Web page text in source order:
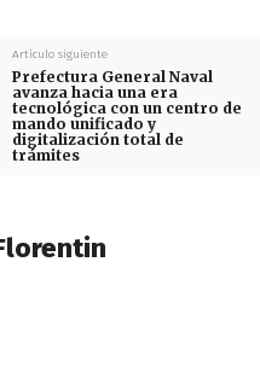
Artículo siguiente
Prefectura General Naval
avanza hacia una era
tecnológica con un centro de
mando unificado y
digitalización total de
trámites